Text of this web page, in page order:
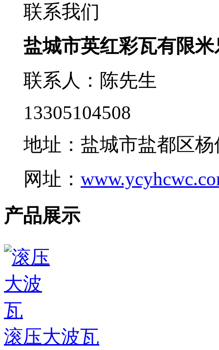
联系我们
盐城市英红彩瓦有限
联系人：陈先生
13305104508
地址：盐城市盐都区
网址：
产品展示
滚压大波瓦